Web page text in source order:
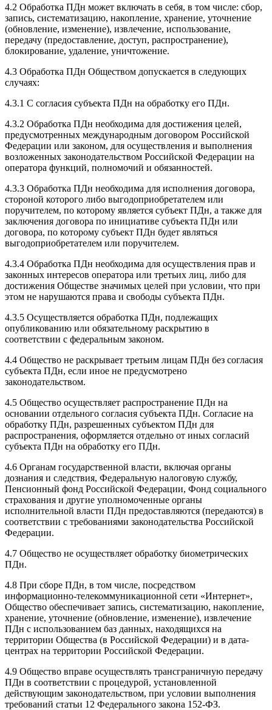
4.2 Обработка ПДн может включать в себя, в том числе: сбор,
запись, систематизацию, накопление, хранение, уточнение
(обновление, изменение), извлечение, использование,
передачу (предоставление, доступ, распространение),
блокирование, удаление, уничтожение.
4.3 Обработка ПДн Обществом допускается в следующих
случаях:
4.3.1 С согласия субъекта ПДн на обработку его ПДн.
4.3.2 Обработка ПДн необходима для достижения целей,
предусмотренных международным договором Российской
Федерации или законом, для осуществления и выполнения
возложенных законодательством Российской Федерации на
оператора функций, полномочий и обязанностей.
4.3.3 Обработка ПДн необходима для исполнения договора,
стороной которого либо выгодоприобретателем или
поручителем, по которому является субъект ПДн, а также для
заключения договора по инициативе субъекта ПДн или
договора, по которому субъект ПДн будет являться
выгодоприобретателем или поручителем.
4.3.4 Обработка ПДн необходима для осуществления прав и
законных интересов оператора или третьих лиц, либо для
достижения Обществе значимых целей при условии, что при
этом не нарушаются права и свободы субъекта ПДн.
4.3.5 Осуществляется обработка ПДн, подлежащих
опубликованию или обязательному раскрытию в
соответствии с федеральным законом.
4.4 Общество не раскрывает третьим лицам ПДн без согласия
субъекта ПДн, если иное не предусмотрено
законодательством.
4.5 Общество осуществляет распространение ПДн на
основании отдельного согласия субъекта ПДн. Согласие на
обработку ПДн, разрешенных субъектом ПДн для
распространения, оформляется отдельно от иных согласий
субъекта ПДн на обработку его ПДн.
4.6 Органам государственной власти, включая органы
дознания и следствия, Федеральную налоговую службу,
Пенсионный фонд Российской Федерации, Фонд социального
страхования и другие уполномоченные органы
исполнительной власти ПДн предоставляются (передаются) в
соответствии с требованиями законодательства Российской
Федерации.
4.7 Общество не осуществляет обработку биометрических
ПДн.
4.8 При сборе ПДн, в том числе, посредством
информационно-телекоммуникационной сети «Интернет»,
Общество обеспечивает запись, систематизацию, накопление,
хранение, уточнение (обновление, изменение), извлечение
ПДн с использованием баз данных, находящихся на
территории Общества (в Российской Федерации) и в дата-
центрах на территории Российской Федерации.
4.9 Общество вправе осуществлять трансграничную передачу
ПДн в соответствии с процедурой, установленной
действующим законодательством, при условии выполнения
требований статьи 12 Федерального закона 152-ФЗ.